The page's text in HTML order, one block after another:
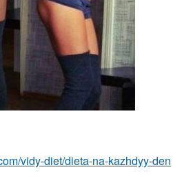
vidy-diet/dieta-na-kazhdyy-den